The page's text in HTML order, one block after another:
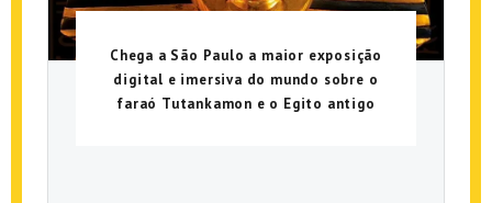
Chega a São Paulo a maior exposição
digital e imersiva do mundo sobre o
faraó Tutankamon e o Egito antigo